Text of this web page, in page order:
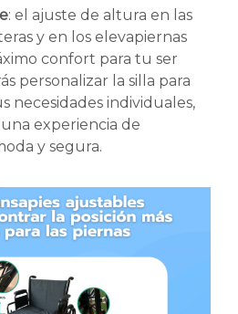
: el ajuste de altura en las
y en los elevapiernas
confort para tu ser
personalizar la silla para
necesidades individuales,
experiencia de
y segura.